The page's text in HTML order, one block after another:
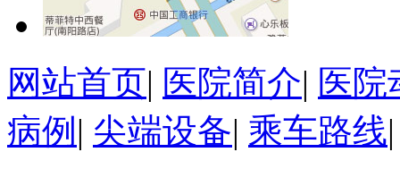
网站首页| 医院简介| 医院
病例 | 尖端设备| 乘车路线